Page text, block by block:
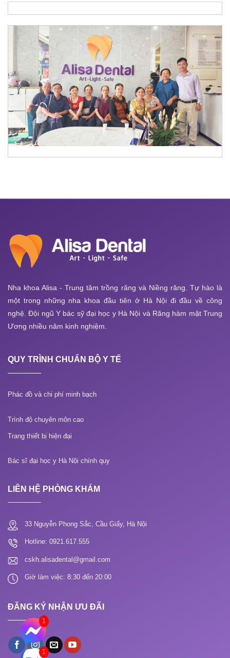
Nha khoa Alisa - Trung tâm trồng răng và Niềng răng. Tự hào là
một trong những nha khoa đầu tiên ở Hà Nội đi đầu về công
nghệ. Đội ngũ Y bác sỹ đại học y Hà Nội và Răng hàm mặt Trung
Ương nhiều năm kinh nghiệm.
QUY TRÌNH CHUẨN BỘ Y TẾ
Phác đồ và chi phí minh bạch
Trình độ chuyên môn cao
Trang thiết bị hiện đại
Bác sĩ đại học y Hà Nội chính quy
LIÊN HỆ PHÒNG KHÁM
33 Nguyễn Phong Sắc, Cầu Giấy, Hà Nội
Hotline: 0921.617.555
cskh.alisadental@gmail.com
Giờ làm việc: 8:30 đến 20:00
ĐĂNG KÝ NHẬN ƯU ĐÃI
1
1